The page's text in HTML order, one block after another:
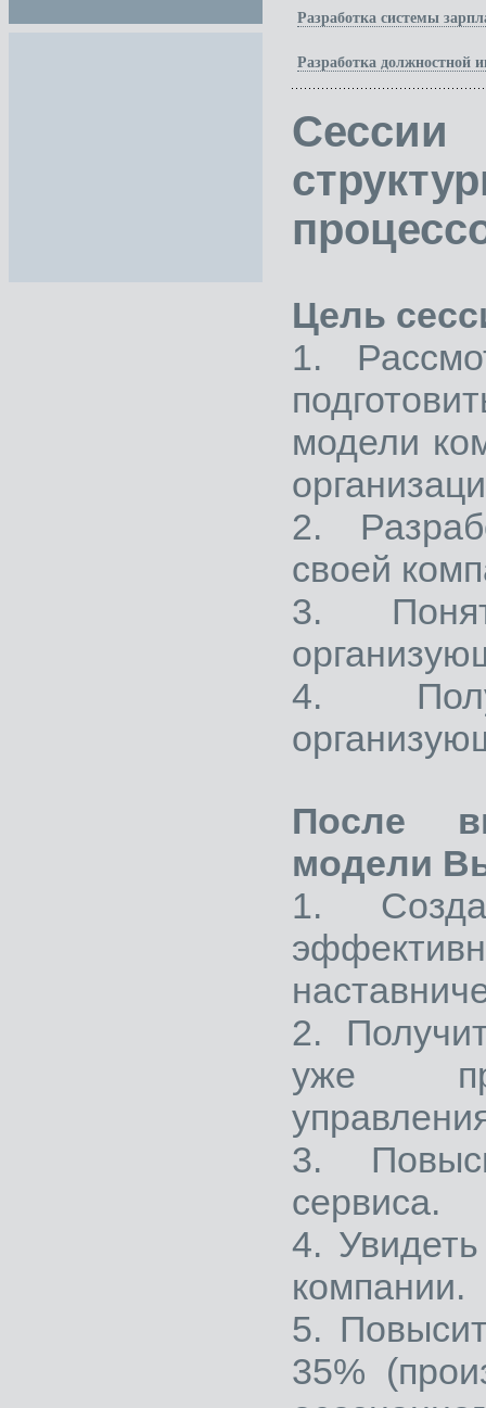
Разработка системы
Разработка должностной
Цель
1.
модели
2.
своей
3.
4.
После
модели
1.
2.
уже
3.
сервиса.
4.
компании.
5.
35%